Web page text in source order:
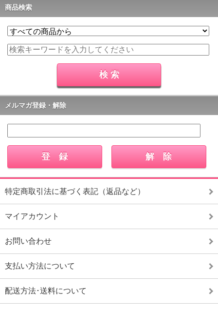
商品検索
メルマガ登録・解除
特定商取引法に基づく表記（返品など）
マイアカウント
お問い合わせ
支払い方法について
配送方法･送料について